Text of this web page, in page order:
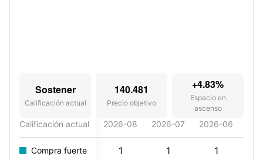
Sostener
Calificación actual
140.481
Precio objetivo
+4.83%
Espacio en
ascenso
Calificación actual 2026-08 2026-07 2026-06
Compra fuerte 1 1 1